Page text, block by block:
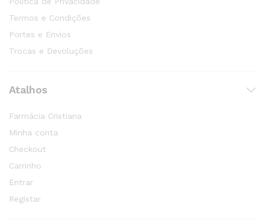
Termos e Condições
Portes e Envios
Trocas e Devoluções
Atalhos
Farmácia Cristiana
Minha conta
Checkout
Carrinho
Entrar
Registar